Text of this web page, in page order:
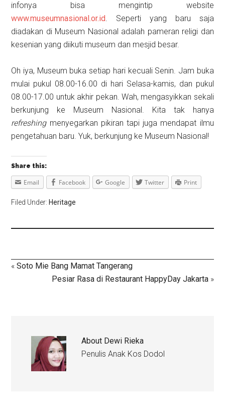
infonya bisa mengintip website
www.museumnasional.or.id. Seperti yang baru saja
diadakan di Museum Nasional adalah pameran religi dan
kesenian yang diikuti museum dan mesjid besar.
Oh iya, Museum buka setiap hari kecuali Senin. Jam buka
mulai pukul 08.00-16.00 di hari Selasa-kamis, dan pukul
08.00-17.00 untuk akhir pekan. Wah, mengasyikkan sekali
berkunjung ke Museum Nasional. Kita tak hanya
refreshingmenyegarkan pikiran tapi juga mendapat ilmu
pengetahuan baru. Yuk, berkunjung ke Museum Nasional!
Share this:
Email Facebook Google Twitter Print
Filed Under: Heritage
«Soto Mie Bang Mamat Tangerang
Pesiar Rasa di Restaurant HappyDay Jakarta»
About Dewi Rieka
Penulis Anak Kos Dodol